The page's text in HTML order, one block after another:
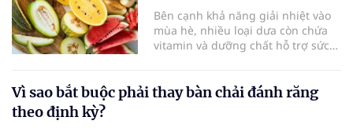
Bên cạnh khả năng giải nhiệt vào
mùa hè, nhiều loại dưa còn chứa
vitamin và dưỡng chất hỗ trợ sức
Vì sao bắt buộc phải thay bàn chải đánh răng
theo định kỳ?